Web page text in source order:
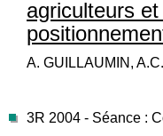
agriculteurs
A. GUILLAUMIN,
3R 2004 - Séance :